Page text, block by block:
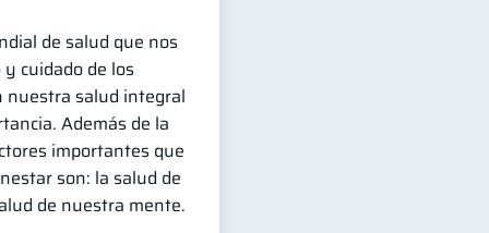
de salud que nos
cuidado de los
salud integral
Además de la
importantes que
son: la salud de
de nuestra mente.